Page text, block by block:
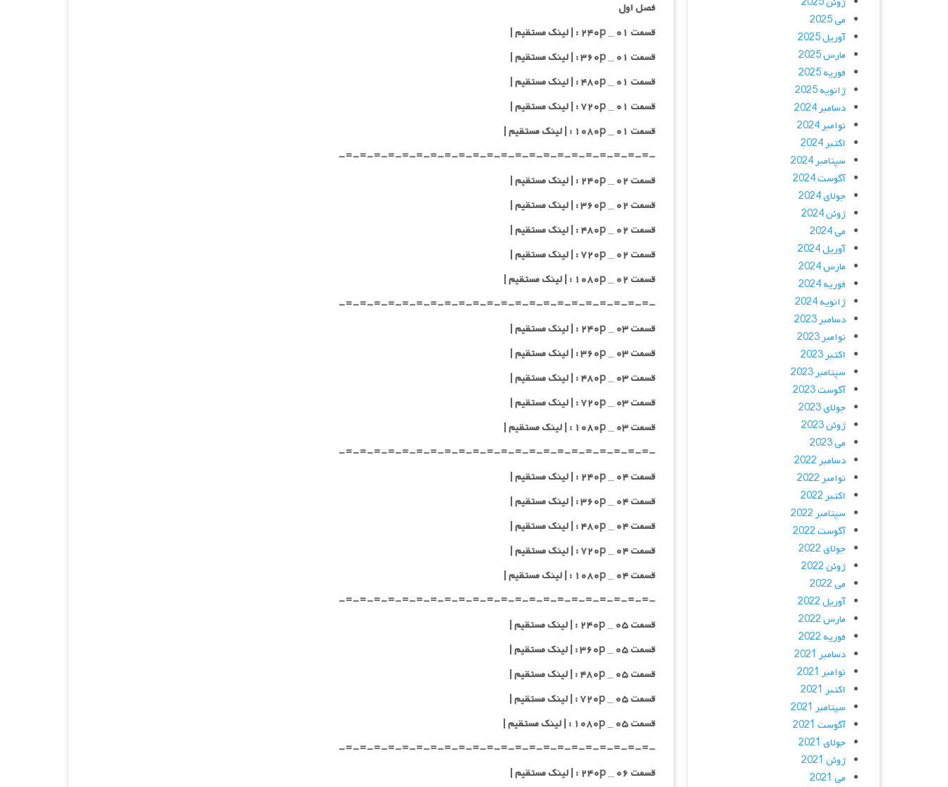
فصل اول
قسمت ۰۱ _ ۲۴۰p : | لینک مستقیم |
قسمت ۰۱ _ ۳۶۰p : | لینک مستقیم |
قسمت ۰۱ _ ۴۸۰p : | لینک مستقیم |
قسمت ۰۱ _ ۷۲۰p : | لینک مستقیم |
قسمت ۰۱ _ ۱۰۸۰p : | لینک مستقیم |
-=-=-=-=-=-=-=-=-=-=-=-=-=-=-=-=-=-=-=-=-=-=-
قسمت ۰۲ _ ۲۴۰p : | لینک مستقیم |
قسمت ۰۲ _ ۳۶۰p : | لینک مستقیم |
قسمت ۰۲ _ ۴۸۰p : | لینک مستقیم |
قسمت ۰۲ _ ۷۲۰p : | لینک مستقیم |
قسمت ۰۲ _ ۱۰۸۰p : | لینک مستقیم |
-=-=-=-=-=-=-=-=-=-=-=-=-=-=-=-=-=-=-=-=-=-=-
قسمت ۰۳ _ ۲۴۰p : | لینک مستقیم |
قسمت ۰۳ _ ۳۶۰p : | لینک مستقیم |
قسمت ۰۳ _ ۴۸۰p : | لینک مستقیم |
قسمت ۰۳ _ ۷۲۰p : | لینک مستقیم |
قسمت ۰۳ _ ۱۰۸۰p : | لینک مستقیم |
-=-=-=-=-=-=-=-=-=-=-=-=-=-=-=-=-=-=-=-=-=-=-
قسمت ۰۴ _ ۲۴۰p : | لینک مستقیم |
قسمت ۰۴ _ ۳۶۰p : | لینک مستقیم |
قسمت ۰۴ _ ۴۸۰p : | لینک مستقیم |
قسمت ۰۴ _ ۷۲۰p : | لینک مستقیم |
قسمت ۰۴ _ ۱۰۸۰p : | لینک مستقیم |
-=-=-=-=-=-=-=-=-=-=-=-=-=-=-=-=-=-=-=-=-=-=-
قسمت ۰۵ _ ۲۴۰p : | لینک مستقیم |
قسمت ۰۵ _ ۳۶۰p : | لینک مستقیم |
قسمت ۰۵ _ ۴۸۰p : | لینک مستقیم |
قسمت ۰۵ _ ۷۲۰p : | لینک مستقیم |
قسمت ۰۵ _ ۱۰۸۰p : | لینک مستقیم |
-=-=-=-=-=-=-=-=-=-=-=-=-=-=-=-=-=-=-=-=-=-=-
قسمت ۰۶ _ ۲۴۰p : | لینک مستقیم |
می 2025
آوریل 2025
مارس 2025
فوریه 2025
ژانویه 2025
دسامبر 2024
نوامبر 2024
اکتبر 2024
سپتامبر 2024
آگوست 2024
جولای 2024
ژوئن 2024
می 2024
آوریل 2024
مارس 2024
فوریه 2024
ژانویه 2024
دسامبر 2023
نوامبر 2023
اکتبر 2023
سپتامبر 2023
آگوست 2023
جولای 2023
ژوئن 2023
می 2023
دسامبر 2022
نوامبر 2022
اکتبر 2022
سپتامبر 2022
آگوست 2022
جولای 2022
ژوئن 2022
می 2022
آوریل 2022
مارس 2022
فوریه 2022
دسامبر 2021
نوامبر 2021
اکتبر 2021
سپتامبر 2021
آگوست 2021
جولای 2021
ژوئن 2021
می 2021